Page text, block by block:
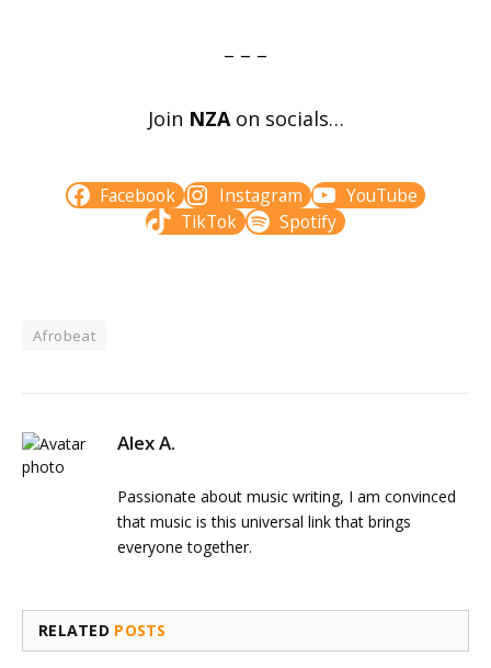
– – –
Join NZAon socials…
Facebook Instagram
YouTube
TikTok
Spotify
Afrobeat
Alex A.
Passionate about music writing, I am convinced
that music is this universal link that brings
everyone together.
RELATED POSTS